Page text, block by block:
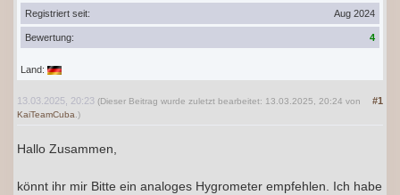
Registriert seit: Aug 2024
Bewertung: 4
Land:
#1
13.03.2025, 20:23(Dieser Beitrag wurde zuletzt bearbeitet: 13.03.2025, 20:24 von
KaiTeamCuba .)
Hallo Zusammen,
könnt ihr mir Bitte ein analoges Hygrometer empfehlen. Ich habe